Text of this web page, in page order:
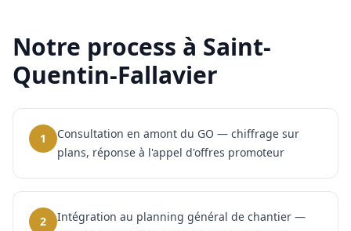
Notre process à Saint-
Quentin-Fallavier
1
Consultation en amont du GO — chiffrage sur
plans, réponse à l'appel d'offres promoteur
2
Intégration au planning général de chantier —